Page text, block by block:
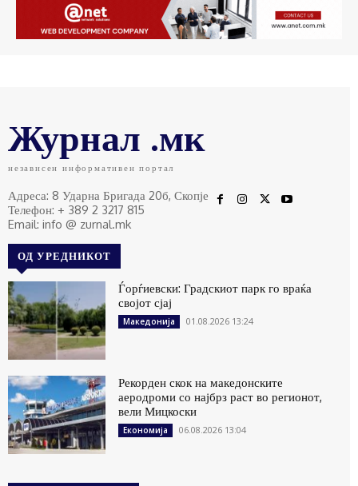
Журнал .мк
независен информативен портал
Адреса: 8 Ударна Бригада 20б, Скопје
Телефон: + 389 2 3217 815
Email: info @ zurnal.mk
ОД УРЕДНИКОТ
Ѓорѓиевски: Градскиот парк го враќа
својот сјај
Македонија 01.08.2026 13:24
Рекорден скок на македонските
аеродроми со најбрз раст во регионот,
вели Мицкоски
Економија 06.08.2026 13:04